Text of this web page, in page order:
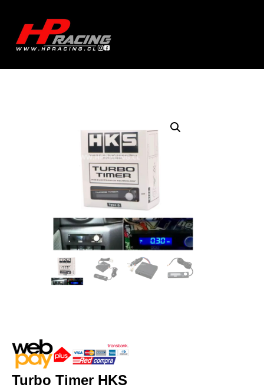
Turbo Timer HKS